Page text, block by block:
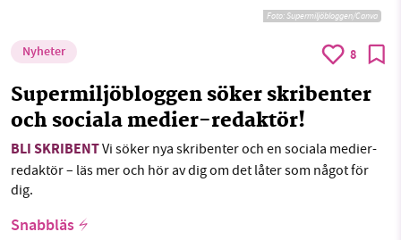
Foto:Supermiljöbloggen/Canva
Nyheter 8
Supermiljöbloggen söker skribenter
och sociala medier-redaktör!
BLI SKRIBENTVi söker nya skribenter och en sociala medier-
redaktör – läs mer och hör av dig om det låter som något för
dig.
Snabbläs